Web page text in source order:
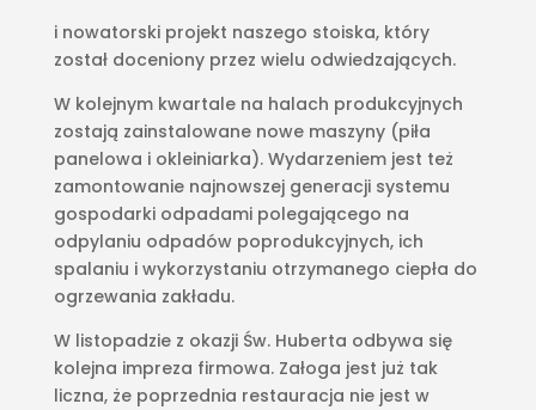
i nowatorski projekt naszego stoiska, który
został doceniony przez wielu odwiedzających.
W kolejnym kwartale na halach produkcyjnych
zostają zainstalowane nowe maszyny (piła
panelowa i okleiniarka). Wydarzeniem jest też
zamontowanie najnowszej generacji systemu
gospodarki odpadami polegającego na
odpylaniu odpadów poprodukcyjnych, ich
spalaniu i wykorzystaniu otrzymanego ciepła do
ogrzewania zakładu.
W listopadzie z okazji Św. Huberta odbywa się
kolejna impreza firmowa. Załoga jest już tak
liczna, że poprzednia restauracja nie jest w